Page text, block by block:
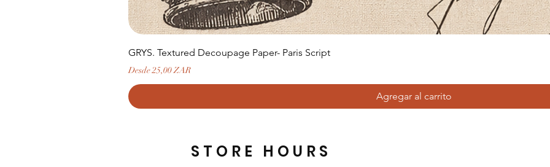
GRYS. Textured Decoupage Paper- Paris Script
Desde25,00 ZAR
Precio de oferta
Agregar al carrito
STORE HOURS